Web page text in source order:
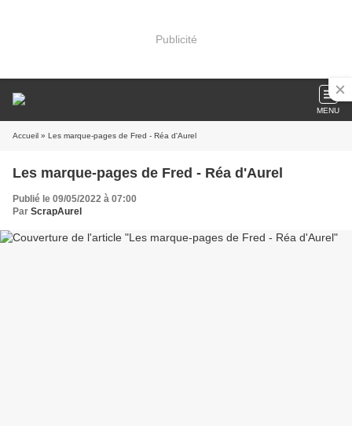
Publicité
MENU
Accueil » Les marque-pages de Fred - Réa d'Aurel
Les marque-pages de Fred - Réa d'Aurel
Publié le 09/05/2022 à 07:00
Par ScrapAurel